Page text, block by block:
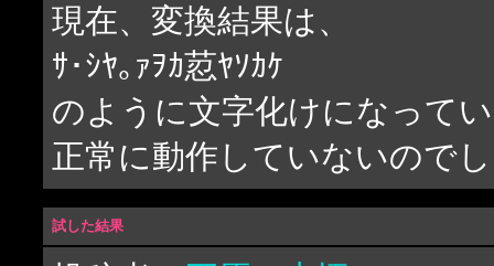
現在、変換結果は、
ｻ･ｼﾔ｡ｧｦｶ荵ﾔｿｶｹ
のように文字化けになっ
正常に動作していないので
試した結果